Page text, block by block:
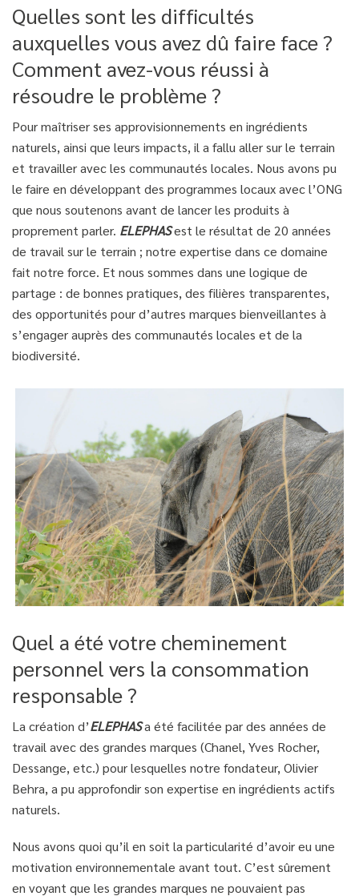
Quelles sont les difficultés
auxquelles vous avez dû faire face ?
Comment avez-vous réussi à
résoudre le problème ?
Pour maîtriser ses approvisionnements en ingrédients
naturels, ainsi que leurs impacts, il a fallu aller sur le terrain
et travailler avec les communautés locales. Nous avons pu
le faire en développant des programmes locaux avec l’ONG
que nous soutenons avant de lancer les produits à
proprement parler. ELEPHASest le résultat de 20 années
de travail sur le terrain ; notre expertise dans ce domaine
fait notre force. Et nous sommes dans une logique de
partage : de bonnes pratiques, des filières transparentes,
des opportunités pour d’autres marques bienveillantes à
s’engager auprès des communautés locales et de la
biodiversité.
Quel a été votre cheminement
personnel vers la consommation
responsable ?
La création d’ELEPHASa été facilitée par des années de
travail avec des grandes marques (Chanel, Yves Rocher,
Dessange, etc.) pour lesquelles notre fondateur, Olivier
Behra, a pu approfondir son expertise en ingrédients actifs
naturels.
Nous avons quoi qu’il en soit la particularité d’avoir eu une
motivation environnementale avant tout. C’est sûrement
en voyant que les grandes marques ne pouvaient pas